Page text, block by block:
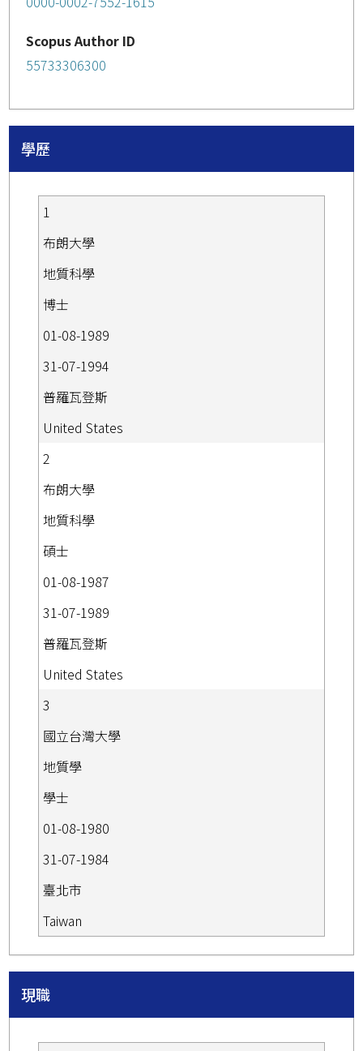
Scopus Author ID
55733306300
學歷
1
布朗大學
地質科學
博士
01-08-1989
31-07-1994
普羅瓦登斯
United States
2
布朗大學
地質科學
碩士
01-08-1987
31-07-1989
普羅瓦登斯
United States
3
國立台灣大學
地質學
學士
01-08-1980
31-07-1984
臺北市
Taiwan
現職